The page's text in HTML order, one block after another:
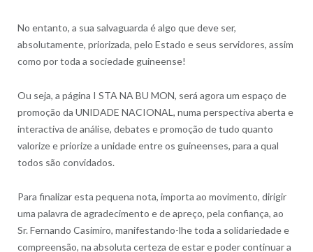
No entanto, a sua salvaguarda é algo que deve ser,
absolutamente, priorizada, pelo Estado e seus servidores, assim
como por toda a sociedade guineense!
Ou seja, a página I STA NA BU MON, será agora um espaço de
promoção da UNIDADE NACIONAL, numa perspectiva aberta e
interactiva de análise, debates e promoção de tudo quanto
valorize e priorize a unidade entre os guineenses, para a qual
todos são convidados.
Para finalizar esta pequena nota, importa ao movimento, dirigir
uma palavra de agradecimento e de apreço, pela confiança, ao
Sr. Fernando Casimiro, manifestando-lhe toda a solidariedade e
compreensão, na absoluta certeza de estar e poder continuar a